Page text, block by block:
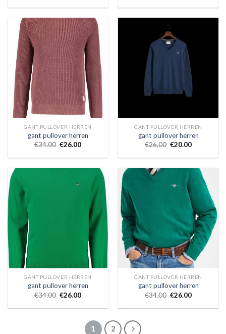
GANT PULLOVER HERREN
gant pullover herren
€34.00 €26.00
GANT PULLOVER HERREN
gant pullover herren
€26.00 €20.00
GANT PULLOVER HERREN
gant pullover herren
€34.00 €26.00
GANT PULLOVER HERREN
gant pullover herren
€34.00 €26.00
1 2